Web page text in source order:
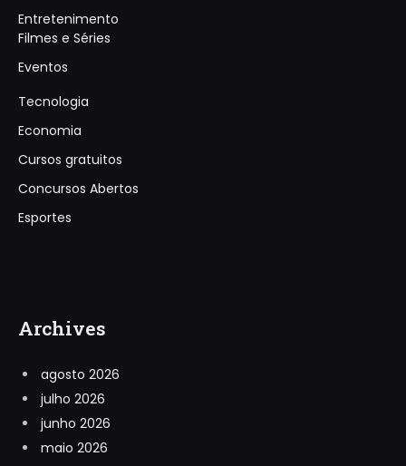
Entretenimento
Filmes e Séries
Eventos
Tecnologia
Economia
Cursos gratuitos
Concursos Abertos
Esportes
Archives
agosto 2026
julho 2026
junho 2026
maio 2026